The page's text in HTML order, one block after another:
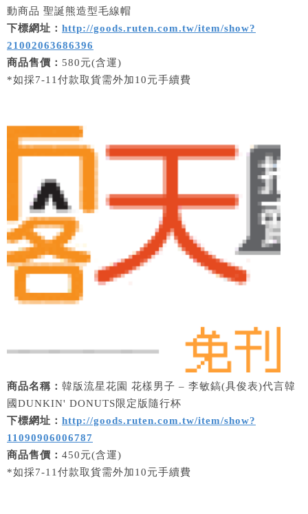
動商品 聖誕熊造型毛線帽
下標網址： http://goods.ruten.com.tw/item/show?
21002063686396
商品售價： 580元(含運)
*如採7-11付款取貨需外加10元手續費
商品名稱： 韓版流星花園 花樣男子 – 李敏鎬(具俊表)代言韓
國DUNKIN' DONUTS限定版隨行杯
下標網址： http://goods.ruten.com.tw/item/show?
11090906006787
商品售價： 450元(含運)
*如採7-11付款取貨需外加10元手續費